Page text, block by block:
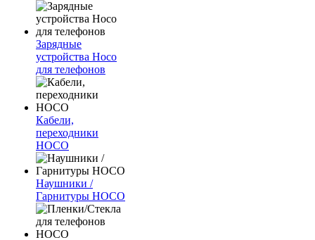
Зарядные
устройства Hoco
для телефонов
Кабели,
переходники
HOCO
Наушники /
Гарнитуры HOCO